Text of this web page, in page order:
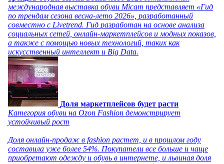
международная выставка обуви Micam представляет «Гид
по трендам сезона весна-лето 2026», разработанный
совместно с Livetrend. Гид разработан на основе анализа
социальных сетей, онлайн-маркетплейсов и модных показов,
а также с помощью новых технологий, таких как
искусственный интеллект и Big Data.
Доля маркетплейсов будет расти
Категория обуви на Ozon Fashion демонстрирует
устойчивый рост
Доля онлайн-продаж в fashion растет, и в прошлом году
составила уже более 54%. Покупатели все больше и чаще
приобретают одежду и обувь в интернете, и львиная доля